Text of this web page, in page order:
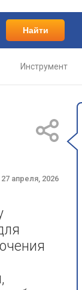
Найти
Инструмент
27 апреля, 2026